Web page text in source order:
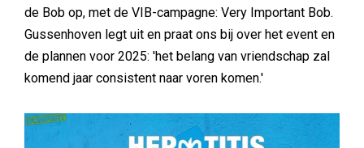
de Bob op, met de VIB-campagne: Very Important Bob.
Gussenhoven legt uit en praat ons bij over het event en
de plannen voor 2025: 'het belang van vriendschap zal
komend jaar consistent naar voren komen.'